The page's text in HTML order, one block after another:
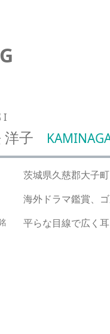
I
洋子
茨城県久慈郡大子町
海外ドラマ鑑賞、
平らな目線で広く